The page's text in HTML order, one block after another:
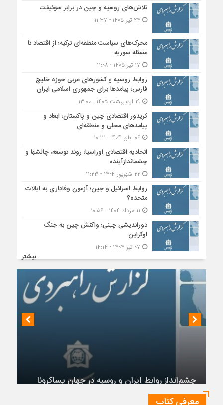
تلاش‌های روسیه و چین در برابر سوئیفت
محرک‌های سیاست منطقه‌‎ای ترکیه؛ از اقتصاد تا
مسئله سوریه
روابط روسیه و کشورهای عربی حوزه خلیج
فارس؛ پیامدها برای جمهوری اسلامی ایران
کریدور اقتصادی چین و پاکستان؛ ابعاد و
پیامدهای محلی و منطقه‌ای
۰۶ آبان ۱۴۰۴ - ۱۰:۱۲
اتحادیه اقتصادی اوراسیا؛ روند توسعه، چالشها و
چشماندازآینده
۲۲ شهریور ۱۴۰۴ - ۱۱:۲۳
روابط اسرائیل و چین؛ آزمون وفاداری به ایالات
متحده؟
دوراندیشی چینی؛ واکنش چین به جنگ
اوکراین
بیشتر
چشم‌انداز روابط ایران و روسیه در جهان پساکرونا